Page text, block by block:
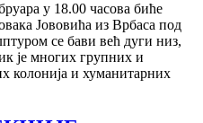
у 18.00 часова биће
Јововића из Врбаса под
се бави већ дуги низ,
је многих групних и
колонија и хуманитарних